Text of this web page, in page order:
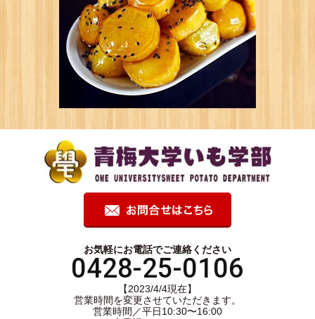
お気軽にお電話でご連絡ください
0428-25-0106
【2023/4/4現在】
営業時間を変更させていただきます。
営業時間／平日10:30〜16:00